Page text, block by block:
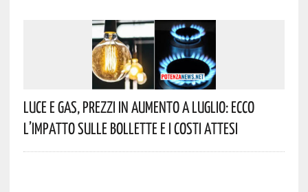
Luce E Gas, Prezzi In Aumento A Luglio: Ecco
L’impatto Sulle Bollette E I Costi Attesi